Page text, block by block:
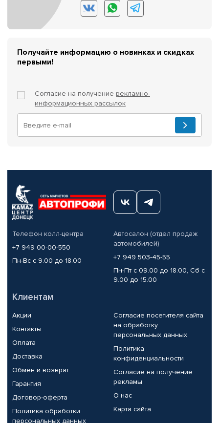
Получайте информацию о новинках и скидках
первыми!
Согласие на получение рекламно-
информационных рассылок
Телефон колл-центра
+7 949 00-00-550
Пн-Вс с 9.00 до 18.00
Автосалон (отдел продаж
автомобилей)
+7 949 503-45-55
Пн-Пт с 09.00 до 18.00, Сб с
9.00 до 15.00
Клиентам
Акции
Контакты
Оплата
Доставка
Обмен и возврат
Гарантия
Договор-оферта
Политика обработки
персональных данных
Согласие посетителя сайта
на обработку
персональных данных
Политика
конфиденциальности
Согласие на получение
рекламы
О нас
Карта сайта